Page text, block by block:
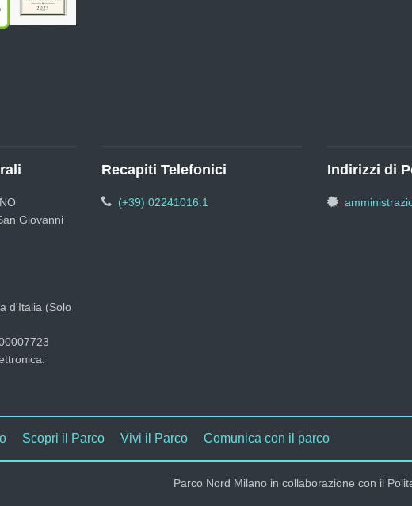
Giovanni
d'Italia (Solo
Recapiti Telefonici
(+39) 02241016.1
Indirizzi di
Scopri il Parco Vivi il Parco Comunica con il parco
Parco Nord Milano in collaborazione con il